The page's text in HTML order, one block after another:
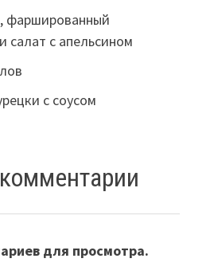
фаршированный
салат с апельсином
с соусом
для просмотра.